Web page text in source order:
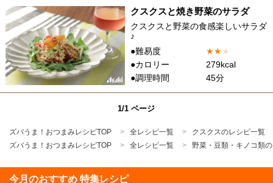
クスクスと焼き野菜のサラダ
クスクスと野菜の食感楽しいサラダ
♪
●難易度
★★★
●カロリー
279kcal
●調理時間
45分
1/1 ページ
ズバうま！おつまみレシピTOP 全レシピ一覧
クスクスのレシピ一覧
ズバうま！おつまみレシピTOP
全レシピ一覧 野菜・豆類・キノコ類
今月のおすすめ 特集レシピ